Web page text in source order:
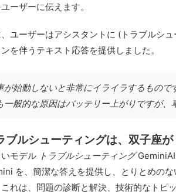
ーザーに伝えます。
ユーザーはアシスタントに (トラブルシ
を伴うテキスト応答を提供しました。
が始動しないと非常にイライラするもの
一般的な原因はバッテリー上がりですが
ブルシューティングは、双子座
モデル トラブルシューティング
を、簡潔な答えを提供し、とりとめの
れは、問題の診断と解決、技術的なトピ